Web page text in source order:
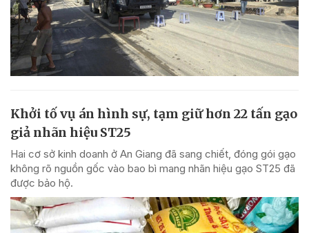
Khởi tố vụ án hình sự, tạm giữ hơn 22 tấn gạo
giả nhãn hiệu ST25
Hai cơ sở kinh doanh ở An Giang đã sang chiết, đóng gói gạo
không rõ nguồn gốc vào bao bì mang nhãn hiệu gạo ST25 đã
được bảo hộ.